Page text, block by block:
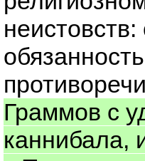
Граммов с
каннибала,